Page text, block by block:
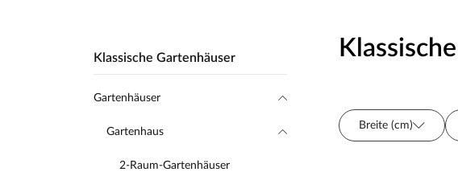
Klassische Gartenhäuser
Gartenhäuser
Gartenhaus
2-Raum-Gartenhäuser
Breite (cm)